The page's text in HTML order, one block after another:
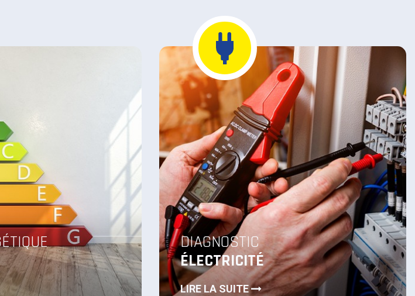
DIAGNOSTIC
PLOMB
LIRE LA SUITE